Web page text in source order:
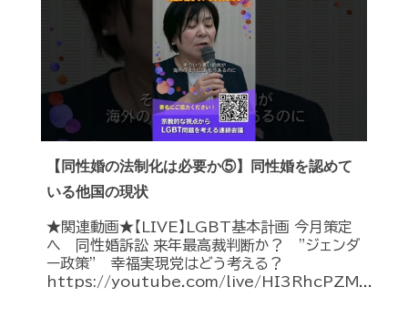
【同性婚の法制化は必要か⑤】同性婚を認めて
いる他国の現状
★関連動画★【LIVE】LGBT基本計画 今月策定
へ 同性婚訴訟 来年最高裁判断か？ ”ジェンダ
ー政策” 幸福実現党はどう考える？
https://youtube.com/live/HI3RhcPZM...